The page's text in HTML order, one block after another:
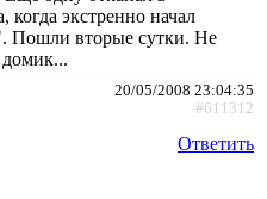
когда экстренно начал
Пошли вторые сутки. Не
домик...
20/05/2008 23:04:35
#611312
Ответить